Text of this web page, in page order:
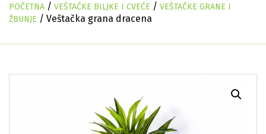
POČETNA / VEŠTAČKE BILJKE I CVEĆE / VEŠTAČKE GRANE I
ŽBUNJE / Veštačka grana dracena